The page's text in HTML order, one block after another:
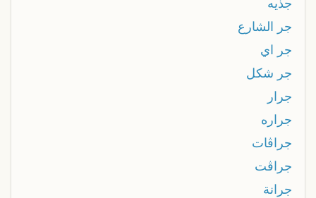
جذيه
جر الشارع
جر اي
جر شكل
جرار
جراره
جراڤات
جراڤت
جرانة